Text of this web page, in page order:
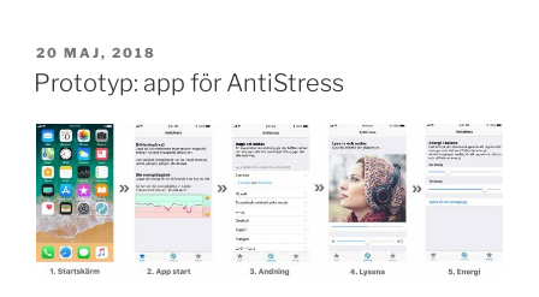
c
e
b
o
o
k
st
o
d
o
n
l
e
PUBLICERAT
20 MAJ, 2018
Prototyp: app för AntiStress